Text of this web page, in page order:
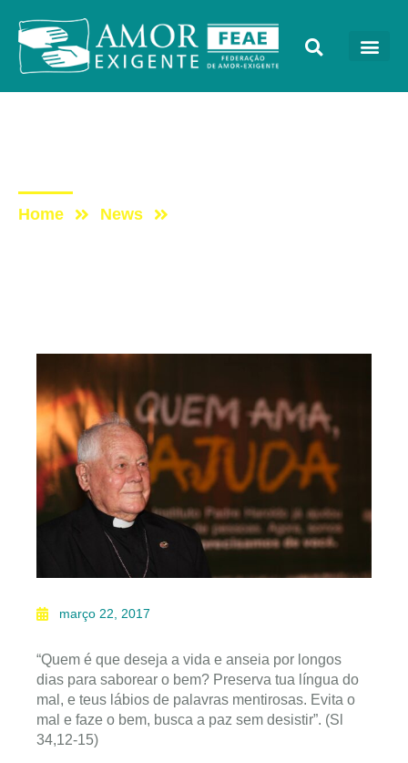
Home News
março 22, 2017
“Quem é que deseja a vida e anseia por longos
dias para saborear o bem? Preserva tua língua do
mal, e teus lábios de palavras mentirosas. Evita o
mal e faze o bem, busca a paz sem desistir”. (Sl
34,12-15)